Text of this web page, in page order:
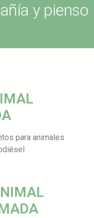
y pienso
para animales